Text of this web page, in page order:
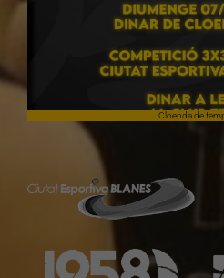
Cloenda de